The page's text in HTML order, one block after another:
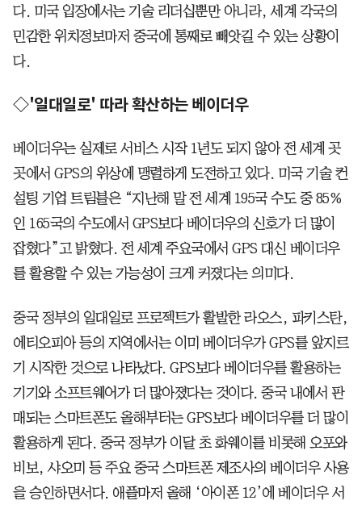
다. 미국 입장에서는 기술 리더십뿐만 아니라, 세계 각국의
민감한 위치정보마저 중국에 통째로 빼앗길 수 있는 상황이
다.
◇'일대일로' 따라 확산하는 베이더우
베이더우는 실제로 서비스 시작 1년도 되지 않아 전 세계 곳
곳에서 GPS의 위상에 맹렬하게 도전하고 있다. 미국 기술 컨
설팅 기업 트림블은 “지난해 말 전 세계 195국 수도 중 85%
인 165국의 수도에서 GPS보다 베이더우의 신호가 더 많이
잡혔다”고 밝혔다. 전 세계 주요국에서 GPS 대신 베이더우
를 활용할 수 있는 가능성이 크게 커졌다는 의미다.
중국 정부의 일대일로 프로젝트가 활발한 라오스, 파키스탄,
에티오피아 등의 지역에서는 이미 베이더우가 GPS를 앞지르
기 시작한 것으로 나타났다. GPS보다 베이더우를 활용하는
기기와 소프트웨어가 더 많아졌다는 것이다. 중국 내에서 판
매되는 스마트폰도 올해부터는 GPS보다 베이더우를 더 많이
활용하게 된다. 중국 정부가 이달 초 화웨이를 비롯해 오포와
비보, 샤오미 등 주요 중국 스마트폰 제조사의 베이더우 사용
을 승인하면서다. 애플마저 올해 ‘아이폰 12’에 베이더우 서